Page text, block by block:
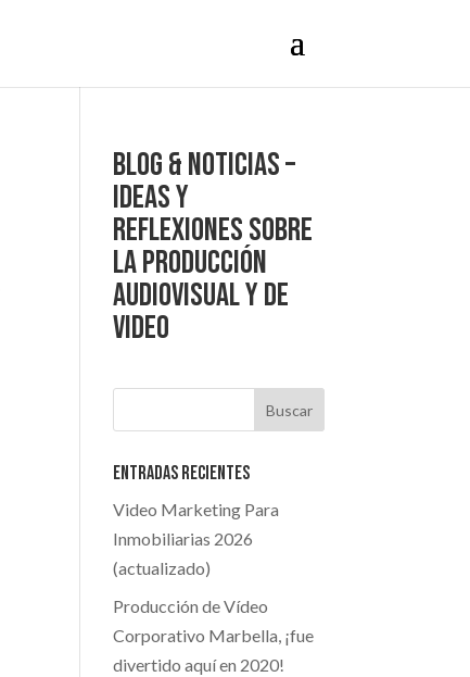
Blog & Noticias –
Ideas y
reflexiones sobre
la producción
Audiovisual y de
Video
Entradas recientes
Video Marketing Para
Inmobiliarias 2026
(actualizado)
Producción de Vídeo
Corporativo Marbella, ¡fue
divertido aquí en 2020!